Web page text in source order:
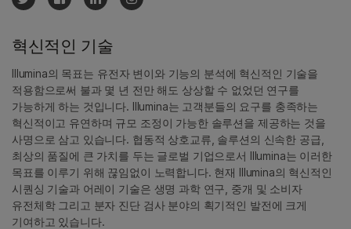
혁신적인 기술
Illumina의 목표는 유전자 변이와 기능의 분석에 혁신적인 기술을
적용함으로써 불과 몇 년 전만 해도 상상할 수 없었던 연구를
가능하게 하는 것입니다. Illumina는 고객분들의 요구를 충족하는
혁신적이고 유연하며 규모 조정이 가능한 솔루션을 제공하는 것을
사명으로 삼고 있습니다. 협동적 상호교류, 솔루션의 신속한 공급,
최상의 품질에 큰 가치를 두는 글로벌 기업으로서 Illumina는 이러한
목표를 이루기 위해 끊임없이 노력합니다. 현재 Illumina의 혁신적인
시퀀싱 기술과 어레이 기술은 생명 과학 연구, 중개 및 소비자
유전체학 그리고 분자 진단 검사 분야의 획기적인 발전에 크게
기여하고 있습니다.